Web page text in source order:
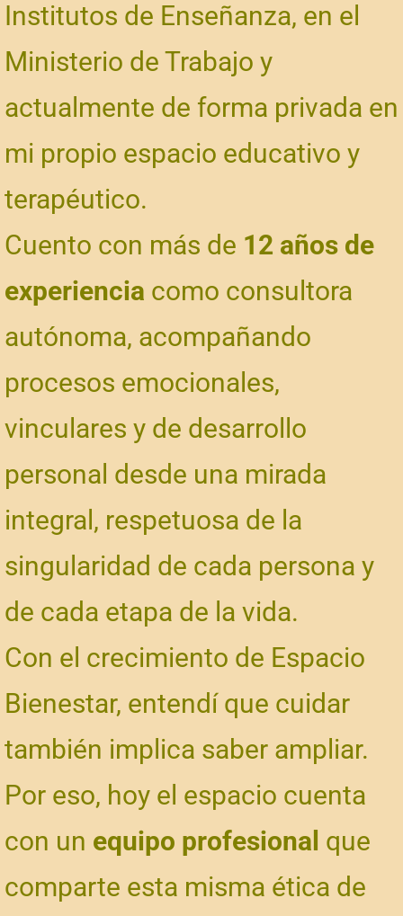
Institutos de Enseñanza, en el
Ministerio de Trabajo y
actualmente de forma privada en
mi propio espacio educativo y
terapéutico.
Cuento con más de 12 años de
experiencia como consultora
autónoma, acompañando
procesos emocionales,
vinculares y de desarrollo
personal desde una mirada
integral, respetuosa de la
singularidad de cada persona y
de cada etapa de la vida.
Con el crecimiento de Espacio
Bienestar, entendí que cuidar
también implica saber ampliar.
Por eso, hoy el espacio cuenta
con un equipo profesional que
comparte esta misma ética de